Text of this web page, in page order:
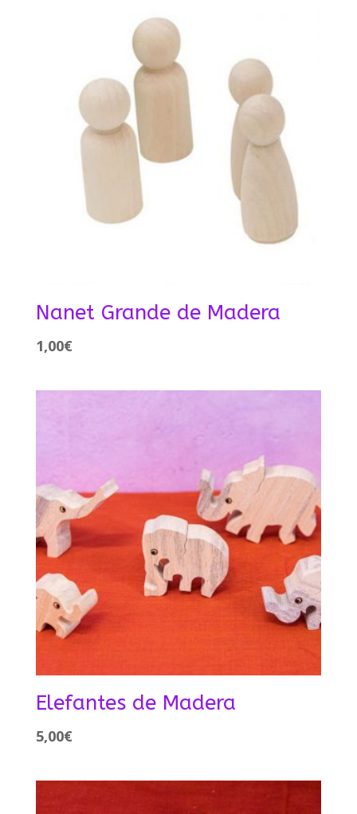
Nanet Grande de Madera
1,00€
Elefantes de Madera
5,00€